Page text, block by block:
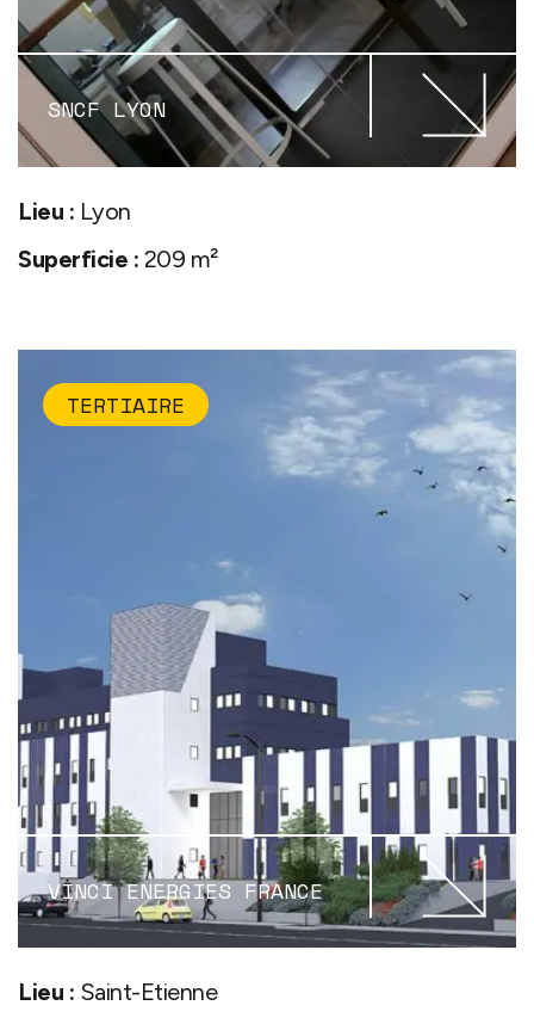
SNCF LYON
Lieu : Lyon
Superficie : 209 m²
TERTIAIRE
VINCI ENERGIES FRANCE
Lieu : Saint-Etienne